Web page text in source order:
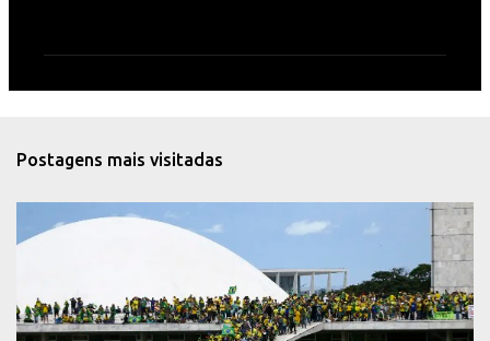
á
r
i
Postagens mais visitadas